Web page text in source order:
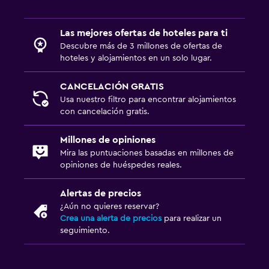
Cuna/cama nido disponibles
Sauna
Las mejores ofertas de hoteles para ti
Descubre más de 3 millones de ofertas de
hoteles y alojamientos en un solo lugar.
CANCELACIÓN GRATIS
Usa nuestro filtro para encontrar alojamientos
con cancelación gratis.
Millones de opiniones
Mira las puntuaciones basadas en millones de
opiniones de huéspedes reales.
Alertas de precios
¿Aún no quieres reservar?
Crea una alerta de precios para realizar un
seguimiento.